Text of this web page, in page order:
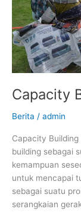
Capacity
Berita / admin
Capacity
building sebagai
kemampuan
untuk mencapai
sebagai suatu
serangkaian